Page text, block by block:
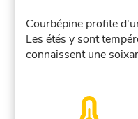
Courbépine profite
Les étés y sont
connaissent une